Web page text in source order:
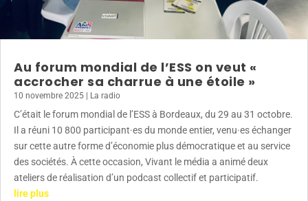
Au forum mondial de l’ESS on veut «
accrocher sa charrue à une étoile »
10 novembre 2025 | La radio
C’était le forum mondial de l’ESS à Bordeaux, du 29 au 31 octobre.
Il a réuni 10 800 participant·es du monde entier, venu·es échanger
sur cette autre forme d’économie plus démocratique et au service
des sociétés. À cette occasion, Vivant le média a animé deux
ateliers de réalisation d’un podcast collectif et participatif.
lire plus